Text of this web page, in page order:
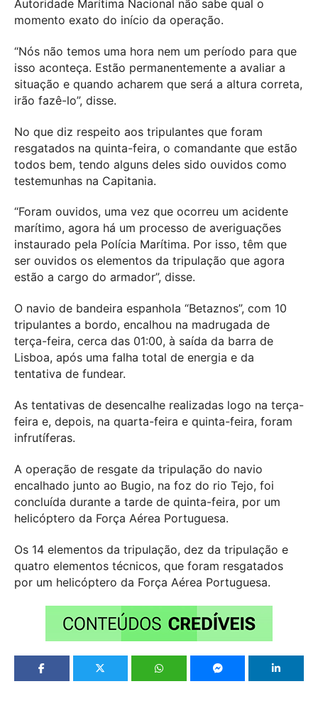
Autoridade Marítima Nacional não sabe qual o
momento exato do início da operação.
“Nós não temos uma hora nem um período para que
isso aconteça. Estão permanentemente a avaliar a
situação e quando acharem que será a altura correta,
irão fazê-lo”, disse.
No que diz respeito aos tripulantes que foram
resgatados na quinta-feira, o comandante que estão
todos bem, tendo alguns deles sido ouvidos como
testemunhas na Capitania.
“Foram ouvidos, uma vez que ocorreu um acidente
marítimo, agora há um processo de averiguações
instaurado pela Polícia Marítima. Por isso, têm que
ser ouvidos os elementos da tripulação que agora
estão a cargo do armador”, disse.
O navio de bandeira espanhola “Betaznos”, com 10
tripulantes a bordo, encalhou na madrugada de
terça-feira, cerca das 01:00, à saída da barra de
Lisboa, após uma falha total de energia e da
tentativa de fundear.
As tentativas de desencalhe realizadas logo na terça-
feira e, depois, na quarta-feira e quinta-feira, foram
infrutíferas.
A operação de resgate da tripulação do navio
encalhado junto ao Bugio, na foz do rio Tejo, foi
concluída durante a tarde de quinta-feira, por um
helicóptero da Força Aérea Portuguesa.
Os 14 elementos da tripulação, dez da tripulação e
quatro elementos técnicos, que foram resgatados
por um helicóptero da Força Aérea Portuguesa.